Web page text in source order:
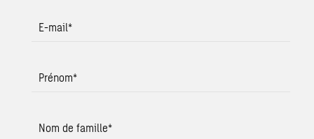
E-mail*
Prénom*
Nom de famille*